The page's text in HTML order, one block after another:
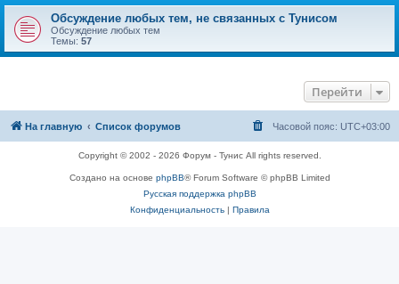
Обсуждение любых тем, не связанных с Тунисом
Обсуждение любых тем
Темы: 57
Перейти
На главную Список форумов Часовой пояс: UTC+03:00
Copyright © 2002 - 2026 Форум - Тунис All rights reserved.
Создано на основе phpBB® Forum Software © phpBB Limited
Русская поддержка phpBB
Конфиденциальность| Правила